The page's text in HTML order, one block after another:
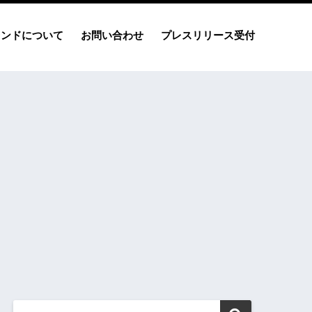
ドについて お問い合わせ プレスリリース受付